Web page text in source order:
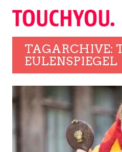
TAGARCHIVE:
EULENSPIEGEL